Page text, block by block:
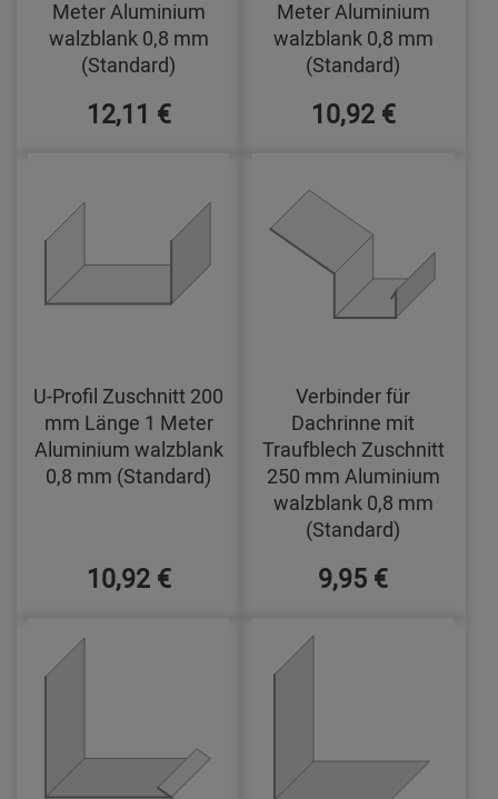
Meter Aluminium
walzblank 0,8 mm
(Standard)
12,11 €
Meter Aluminium
walzblank 0,8 mm
(Standard)
10,92 €
U-Profil Zuschnitt 200
mm Länge 1 Meter
Aluminium walzblank
0,8 mm (Standard)
10,92 €
Verbinder für
Dachrinne mit
Traufblech Zuschnitt
250 mm Aluminium
walzblank 0,8 mm
(Standard)
9,95 €